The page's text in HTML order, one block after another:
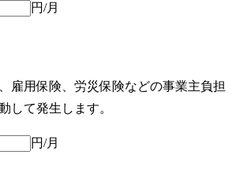
円/月
雇用保険、労災保険などの事業主負担
して発生します。
円/月